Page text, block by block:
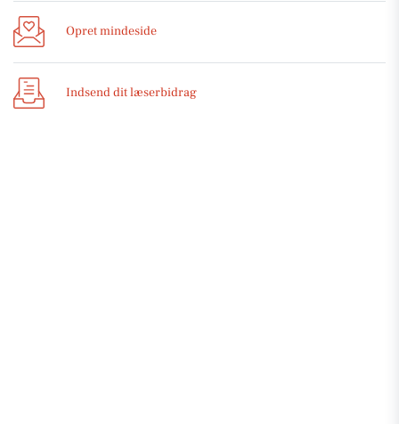
Opret mindeside
Indsend dit læserbidrag